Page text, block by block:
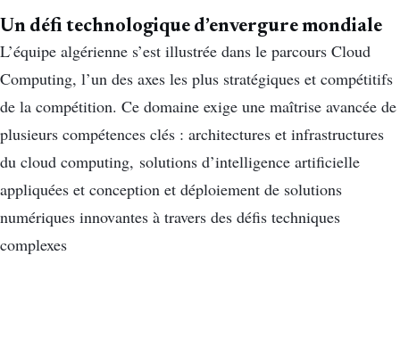
Un défi technologique d’envergure mondiale
L’équipe algérienne s’est illustrée dans le parcours Cloud
Computing, l’un des axes les plus stratégiques et compétitifs
de la compétition. Ce domaine exige une maîtrise avancée de
plusieurs compétences clés : architectures et infrastructures
du cloud computing, solutions d’intelligence artificielle
appliquées et conception et déploiement de solutions
numériques innovantes à travers des défis techniques
complexes